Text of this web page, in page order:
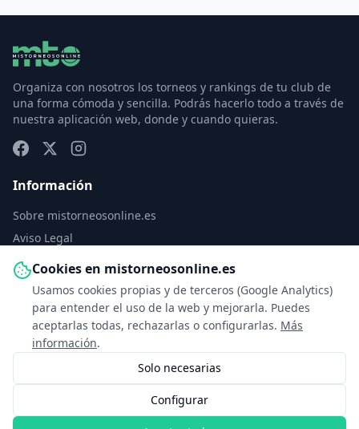
Cookies en mistorneosonline.es
Usamos cookies propias y de terceros (Google Analytics)
para entender el uso de la web y mejorarla. Puedes
aceptarlas todas, rechazarlas o configurarlas. Más
información.
Solo necesarias
Configurar
Organiza con nosotros los torneos y rankings de tu club de
una forma cómoda y sencilla. Podrás hacerlo todo a través de
nuestra aplicación web, donde y cuando quieras.
Información
Sobre mistorneosonline.es
Aviso Legal
Política de Privacidad
Política de Cookies
Configurar cookies
Contacto
info@mistorneosonline.es